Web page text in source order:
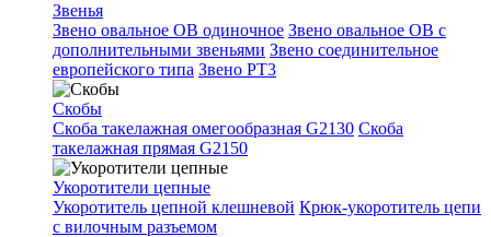
Звенья
Звено овальное OB одиночное Звено овальное ОВ с
дополнительными звеньями Звено соединительное
европейского типа Звено РТ3
Скобы
Скоба такелажная омегообразная G2130 Скоба
такелажная прямая G2150
Укоротители цепные
Укоротитель цепной клешневой Крюк-укоротитель цепи
с вилочным разъемом